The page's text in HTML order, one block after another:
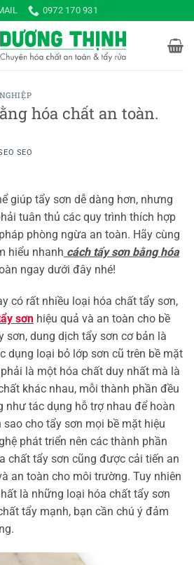
0972 170 931
hóa chất an toàn.
SEO
giúp tẩy sơn dễ dàng hơn, nhưng
tuân thủ các quy trình thích hợp
phòng ngừa an toàn. Hãy cùng
hiểu nhanh cách tẩy sơn bằng hóa
ngay dưới đây nhé!
có rất nhiều loại hóa chất tẩy sơn,
sơn hiệu quả và an toàn cho bề
sơn, dung dịch tẩy sơn cơ bản là
dụng loại bỏ lớp sơn cũ trên bề mặt
là một hóa chất duy nhất mà là
khác nhau, mỗi thành phần đều
như tác dụng hỗ trợ nhau để hoàn
cho tẩy sơn mọi bề mặt hiệu
phát triển nên các thành phần
chất tẩy sơn cũng được cải tiến an
an toàn cho môi trường. Tuy nhiên
là những loại hóa chất tẩy sơn
tẩy mạnh, bạn cần chú ý đảm